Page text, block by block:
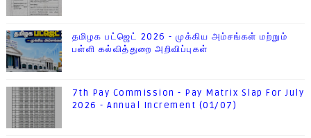
தமிழக பட்ஜெட் 2026 - முக்கிய அம்சங்கள் மற்றும்
பள்ளி கல்வித்துறை அறிவிப்புகள்
7th Pay Commission - Pay Matrix Slap For July
2026 - Annual Increment (01/07)